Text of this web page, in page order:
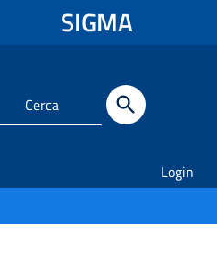
SIGMA
Login